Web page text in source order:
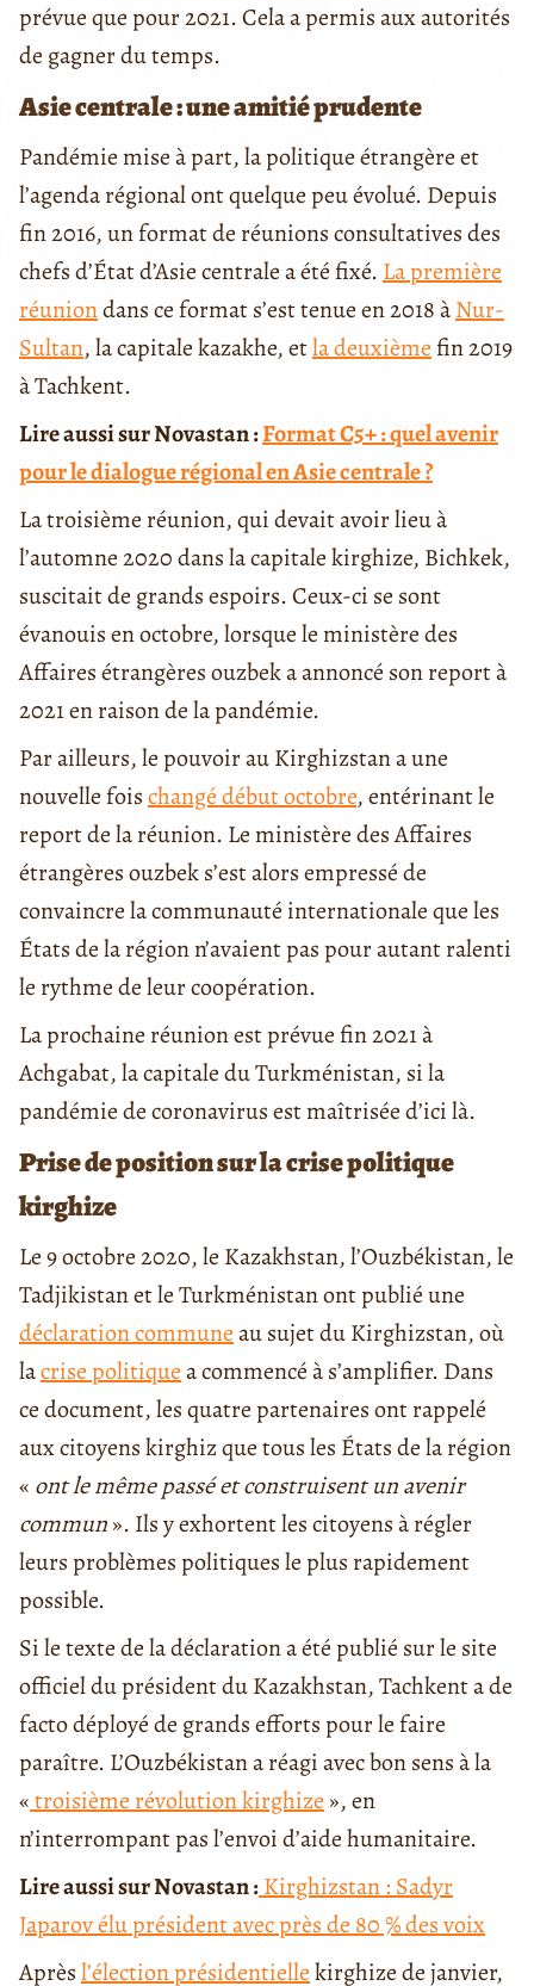
prévue que pour 2021. Cela a permis aux autorités
de gagner du temps.
Asie centrale : une amitié prudente
Pandémie mise à part, la politique étrangère et
l’agenda régional ont quelque peu évolué. Depuis
fin 2016, un format de réunions consultatives des
chefs d’État d’Asie centrale a été fixé. La première
réuniondans ce format s’est tenue en 2018 àNur-
Sultan, la capitale kazakhe, etla deuxièmefin 2019
à Tachkent.
Lire aussi sur Novastan :Format C5+ : quel avenir
pour le dialogue régional en Asie centrale ?
La troisième réunion, qui devait avoir lieu à
l’automne 2020 dans la capitale kirghize, Bichkek,
suscitait de grands espoirs. Ceux-ci se sont
évanouis en octobre, lorsque le ministère des
Affaires étrangères ouzbek a annoncé son report à
2021 en raison de la pandémie.
Par ailleurs, le pouvoir au Kirghizstan a une
nouvelle foischangé début octobre, entérinant le
report de la réunion. Le ministère des Affaires
étrangères ouzbek s’est alors empressé de
convaincre la communauté internationale que les
États de la région n’avaient pas pour autant ralenti
le rythme de leur coopération.
La prochaine réunion est prévue fin 2021 à
Achgabat, la capitale du Turkménistan, si la
pandémie de coronavirus est maîtrisée d’ici là.
Prise de position sur la crise politique
kirghize
Le 9 octobre 2020, le Kazakhstan, l’Ouzbékistan, le
Tadjikistan et le Turkménistan ont publié une
déclaration communeau sujet du Kirghizstan, où
lacrise politiquea commencé à s’amplifier. Dans
ce document, les quatre partenaires ont rappelé
aux citoyens kirghiz que tous les États de la région
« ont le même passé et construisent un avenir
commun». Ils y exhortent les citoyens à régler
leurs problèmes politiques le plus rapidement
possible.
Si le texte de la déclaration a été publié sur le site
officiel du président du Kazakhstan, Tachkent a de
facto déployé de grands efforts pour le faire
paraître. L’Ouzbékistan a réagi avec bon sens à la
«troisième révolution kirghize », en
n’interrompant pas l’envoi d’aide humanitaire.
Lire aussi sur Novastan :Kirghizstan : Sadyr
Japarov élu président avec près de 80 % des voix
Aprèsl’élection présidentiellekirghize de janvier,